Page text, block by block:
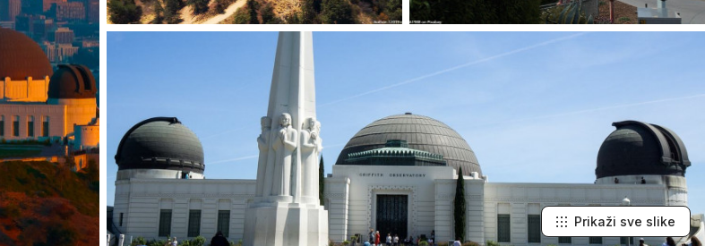
Kraljevo Jagodina Aranđelovac
Nova Varoš Šabac
Kruševac Loznica
Zrenjanin Vršac Sombor
Raška Leskovac Zaječar
Požarevac Senta Vrbas
prostrane Vojvodine. Istraživanje
tradicije i kulturnog dobra Srbije
otkriće vam pravu narav srpskog
Prikaži sve slike